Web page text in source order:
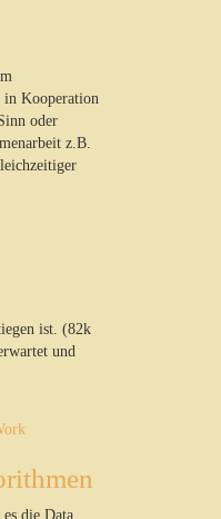
in Kooperation
oder
z.B.
ist. (82k
und
die Data